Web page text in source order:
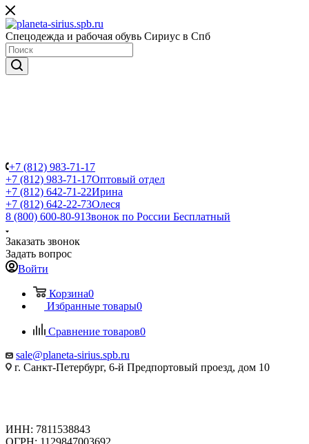
Спецодежда и рабочая обувь Сириус в Спб
+7 (812) 983-71-17
+7 (812) 983-71-17Оптовый отдел
+7 (812) 642-71-22Ирина
+7 (812) 642-22-73Олеся
8 (800) 600-80-91Звонок по России Бесплатный
Заказать звонок
Задать вопрос
Войти
Корзина0
Избранные товары0
Сравнение товаров0
sale@planeta-sirius.spb.ru
г. Санкт-Петербург, 6-й Предпортовый проезд, дом 10
ИНН: 7811538843
ОГРН: 1129847003692